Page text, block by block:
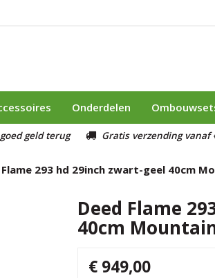
Onderdelen
geld terug Gratis verzending vanaf
Flame 293 hd 29inch zwart-geel 40cm
Deed Flame
40cm
€ 949,00